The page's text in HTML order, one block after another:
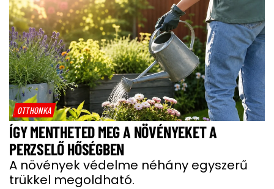
OTTHONKA
ÍGY MENTHETED MEG A NÖVÉNYEKET A
PERZSELŐ HŐSÉGBEN
A növények védelme néhány egyszerű
trükkel megoldható.